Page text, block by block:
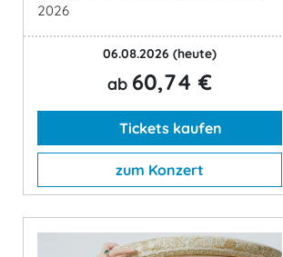
2026
06.08.2026 (heute)
ab 60,74 €
Tickets kaufen
zum Konzert